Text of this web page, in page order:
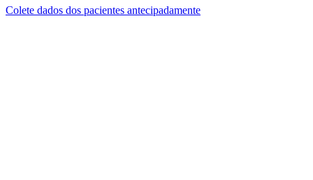
Colete dados dos pacientes antecipadamente